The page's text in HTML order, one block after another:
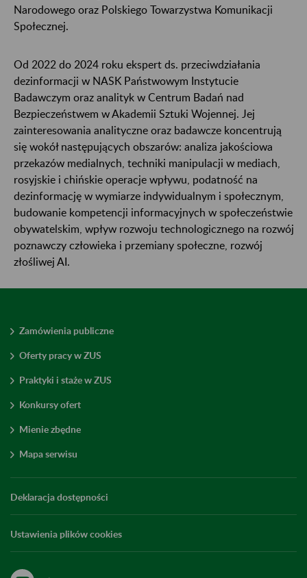
Narodowego oraz Polskiego Towarzystwa Komunikacji
Społecznej.
Od 2022 do 2024 roku ekspert ds. przeciwdziałania
dezinformacji w NASK Państwowym Instytucie
Badawczym oraz analityk w Centrum Badań nad
Bezpieczeństwem w Akademii Sztuki Wojennej. Jej
zainteresowania analityczne oraz badawcze koncentrują
się wokół następujących obszarów: analiza jakościowa
przekazów medialnych, techniki manipulacji w mediach,
rosyjskie i chińskie operacje wpływu, podatność na
dezinformację w wymiarze indywidualnym i społecznym,
budowanie kompetencji informacyjnych w społeczeństwie
obywatelskim, wpływ rozwoju technologicznego na rozwój
poznawczy człowieka i przemiany społeczne, rozwój
złośliwej AI.
Zamówienia publiczne
Oferty pracy w ZUS
Praktyki i staże w ZUS
Konkursy ofert
Mienie zbędne
Mapa serwisu
Deklaracja dostępności
Ustawienia plików cookies